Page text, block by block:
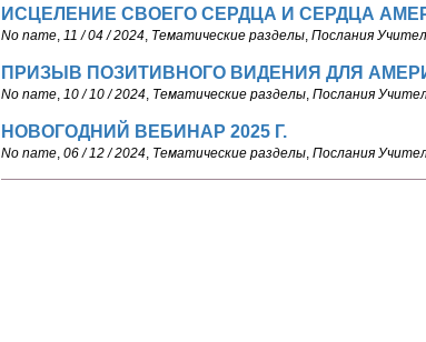
ИСЦЕЛЕНИЕ СВОЕГО СЕРДЦА И СЕРДЦА
No name, 11 / 04 / 2024, Тематические разделы, Послания
ПРИЗЫВ ПОЗИТИВНОГО ВИДЕНИЯ ДЛЯ
No name, 10 / 10 / 2024, Тематические разделы, Послания
НОВОГОДНИЙ ВЕБИНАР 2025 Г.
No name, 06 / 12 / 2024, Тематические разделы, Послания